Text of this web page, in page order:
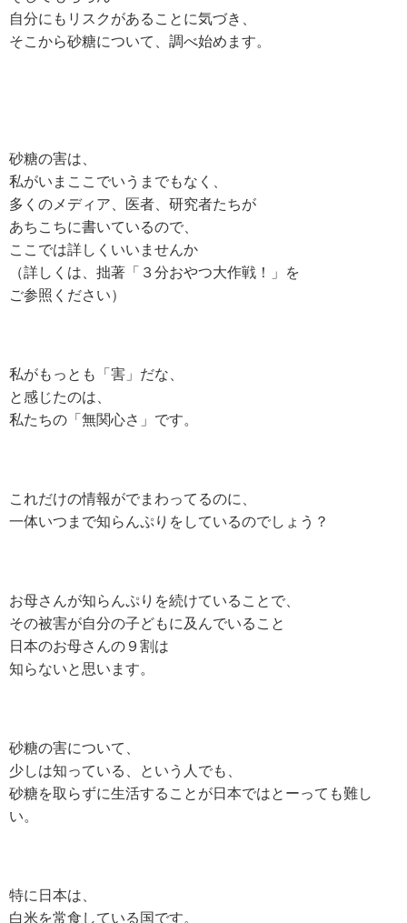
自分にもリスクがあることに気づき、
そこから砂糖について、調べ始めます。
砂糖の害は、
私がいまここでいうまでもなく、
多くのメディア、医者、研究者たちが
あちこちに書いているので、
ここでは詳しくいいませんか
（詳しくは、拙著「３分おやつ大作戦！」を
ご参照ください）
私がもっとも「害」だな、
と感じたのは、
私たちの「無関心さ」です。
これだけの情報がでまわってるのに、
一体いつまで知らんぷりをしているのでしょう？
お母さんが知らんぷりを続けていることで、
その被害が自分の子どもに及んでいること
日本のお母さんの９割は
知らないと思います。
砂糖の害について、
少しは知っている、という人でも、
砂糖を取らずに生活することが日本ではとーっても難し
い。
特に日本は、
白米を常食している国です。